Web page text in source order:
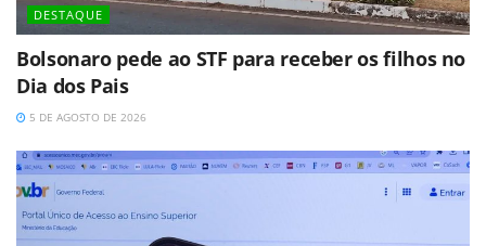
DESTAQUE
Bolsonaro pede ao STF para receber os filhos no
Dia dos Pais
5 DE AGOSTO DE 2026